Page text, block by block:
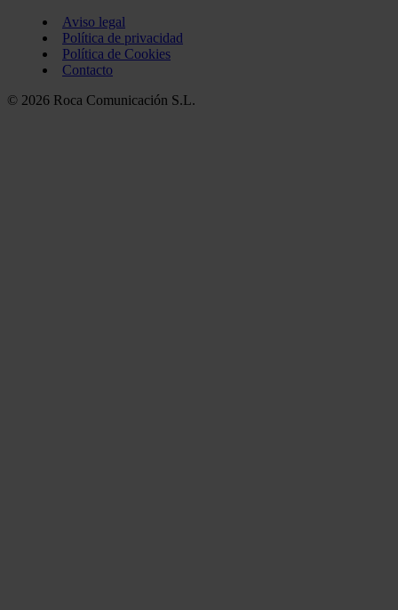
Aviso legal
Política de privacidad
Política de Cookies
Contacto
© 2026 Roca Comunicación S.L.